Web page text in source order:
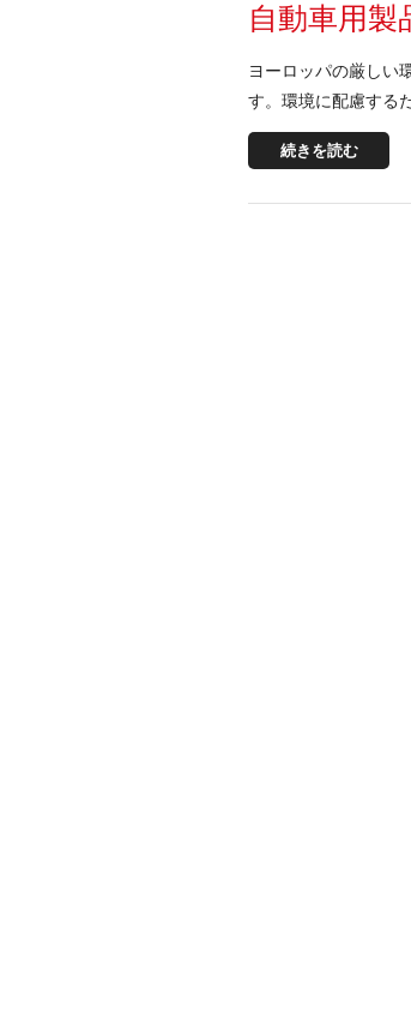
自動車用製
ヨーロッパの厳しい
す。環境に配慮する
続きを読む